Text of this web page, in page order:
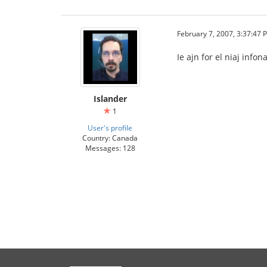
Islander
1
User's profile
Country: Canada
Messages: 128
February 7, 2007, 3:37:47
Ie ajn for el niaj